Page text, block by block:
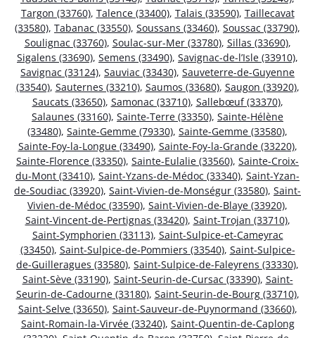
Targon (33760), Talence (33400), Talais (33590), Taillecavat
(33580), Tabanac (33550), Soussans (33460), Soussac (33790),
Soulignac (33760), Soulac-sur-Mer (33780), Sillas (33690),
Sigalens (33690), Semens (33490), Savignac-de-l’Isle (33910),
Savignac (33124), Sauviac (33430), Sauveterre-de-Guyenne
(33540), Sauternes (33210), Saumos (33680), Saugon (33920),
Saucats (33650), Samonac (33710), Sallebœuf (33370),
Salaunes (33160), Sainte-Terre (33350), Sainte-Hélène
(33480), Sainte-Gemme (79330), Sainte-Gemme (33580),
Sainte-Foy-la-Longue (33490), Sainte-Foy-la-Grande (33220),
Sainte-Florence (33350), Sainte-Eulalie (33560), Sainte-Croix-
du-Mont (33410), Saint-Yzans-de-Médoc (33340), Saint-Yzan-
de-Soudiac (33920), Saint-Vivien-de-Monségur (33580), Saint-
Vivien-de-Médoc (33590), Saint-Vivien-de-Blaye (33920),
Saint-Vincent-de-Pertignas (33420), Saint-Trojan (33710),
Saint-Symphorien (33113), Saint-Sulpice-et-Cameyrac
(33450), Saint-Sulpice-de-Pommiers (33540), Saint-Sulpice-
de-Guilleragues (33580), Saint-Sulpice-de-Faleyrens (33330),
Saint-Sève (33190), Saint-Seurin-de-Cursac (33390), Saint-
Seurin-de-Cadourne (33180), Saint-Seurin-de-Bourg (33710),
Saint-Selve (33650), Saint-Sauveur-de-Puynormand (33660),
Saint-Romain-la-Virvée (33240), Saint-Quentin-de-Caplong